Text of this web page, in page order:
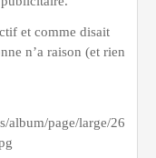
et comme disait
n’a raison (et rien
album/page/large/26